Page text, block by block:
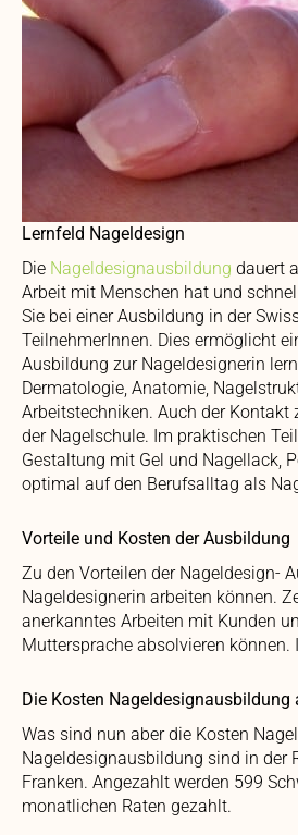
Lernfeld Nageldesign
Die Nageldesignausbildung dauert
Arbeit mit Menschen hat und
Sie bei einer Ausbildung in der
TeilnehmerInnen. Dies ermöglicht
Ausbildung zur Nageldesignerin
Dermatologie, Anatomie,
Arbeitstechniken. Auch der
der Nagelschule. Im praktischen
Gestaltung mit Gel und Nagellack,
optimal auf den Berufsalltag als
Vorteile und Kosten der Ausbildung
Zu den Vorteilen der Nageldesign-
Nageldesignerin arbeiten können.
anerkanntes Arbeiten mit Kunden
Muttersprache absolvieren können.
Die Kosten
Was sind nun aber die Kosten
Nageldesignausbildung sind in der
Franken. Angezahlt werden 599
monatlichen Raten gezahlt.